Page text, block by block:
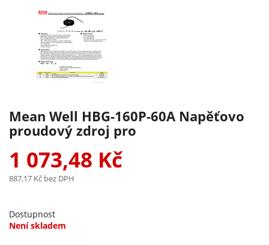
Mean Well HBG-160P-60A Napěťovo
proudový zdroj pro
1 073,48 Kč
887,17 Kč bez DPH
Dostupnost
Není skladem